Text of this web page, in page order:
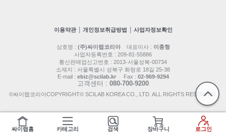
싸이랩홈 카테고리 검색 장바구니 로그인
이용약관 개인정보취급방법 사업자정보확인
상호명 : (주)싸이랩코리아대표이사 : 이충형
사업자등록번호 : 209-81-55886
통신판매업신고번호 : 2013-서울성북-00734
소재지 : 서울특별시 성북구 화랑로 18길 25-38
E-mail : ebiz@scilab.krFax : 02-969-9294
고객센터 : 080-700-9200
©싸이랩코리아COPYRIGHT© SCILAB KOREA CO., LTD. ALL RIGHTS RESERVED.